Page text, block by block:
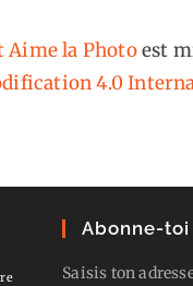
Aime la Photoest
4.0
Abonne-toi
Saisis ton